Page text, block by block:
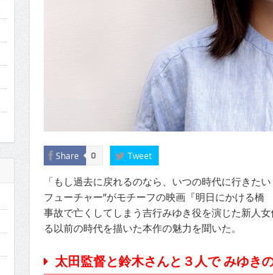
Share 0 Tweet
「もし過去に戻れるのなら、いつの時代に行きた
フューチャー”がモチーフの映画『明日にかける
事故で亡くしてしまう吉行みゆき役を演じた新人
る以前の時代を描いた本作の魅力を聞いた。
太田監督と鈴木さんと３人で みゆき